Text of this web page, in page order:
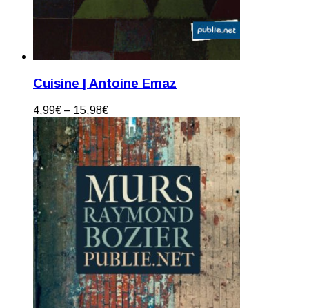
Cuisine | Antoine Emaz
4,99€ – 15,98€